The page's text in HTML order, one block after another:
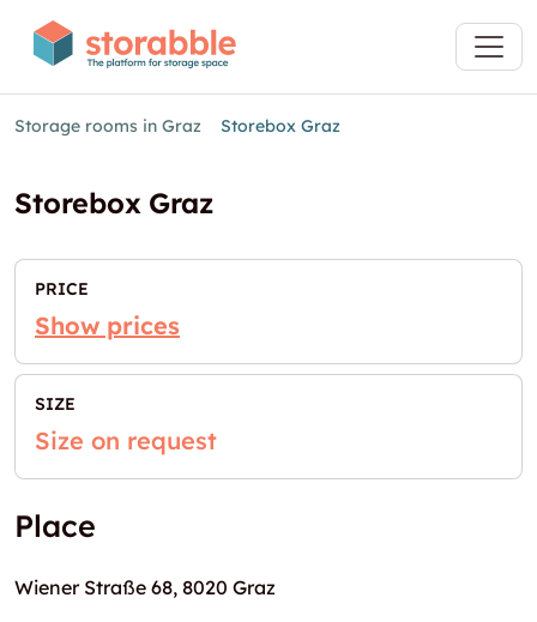
Storage rooms in Graz Storebox Graz
Storebox Graz
PRICE
Show prices
SIZE
Size on request
Place
Wiener Straße 68, 8020 Graz